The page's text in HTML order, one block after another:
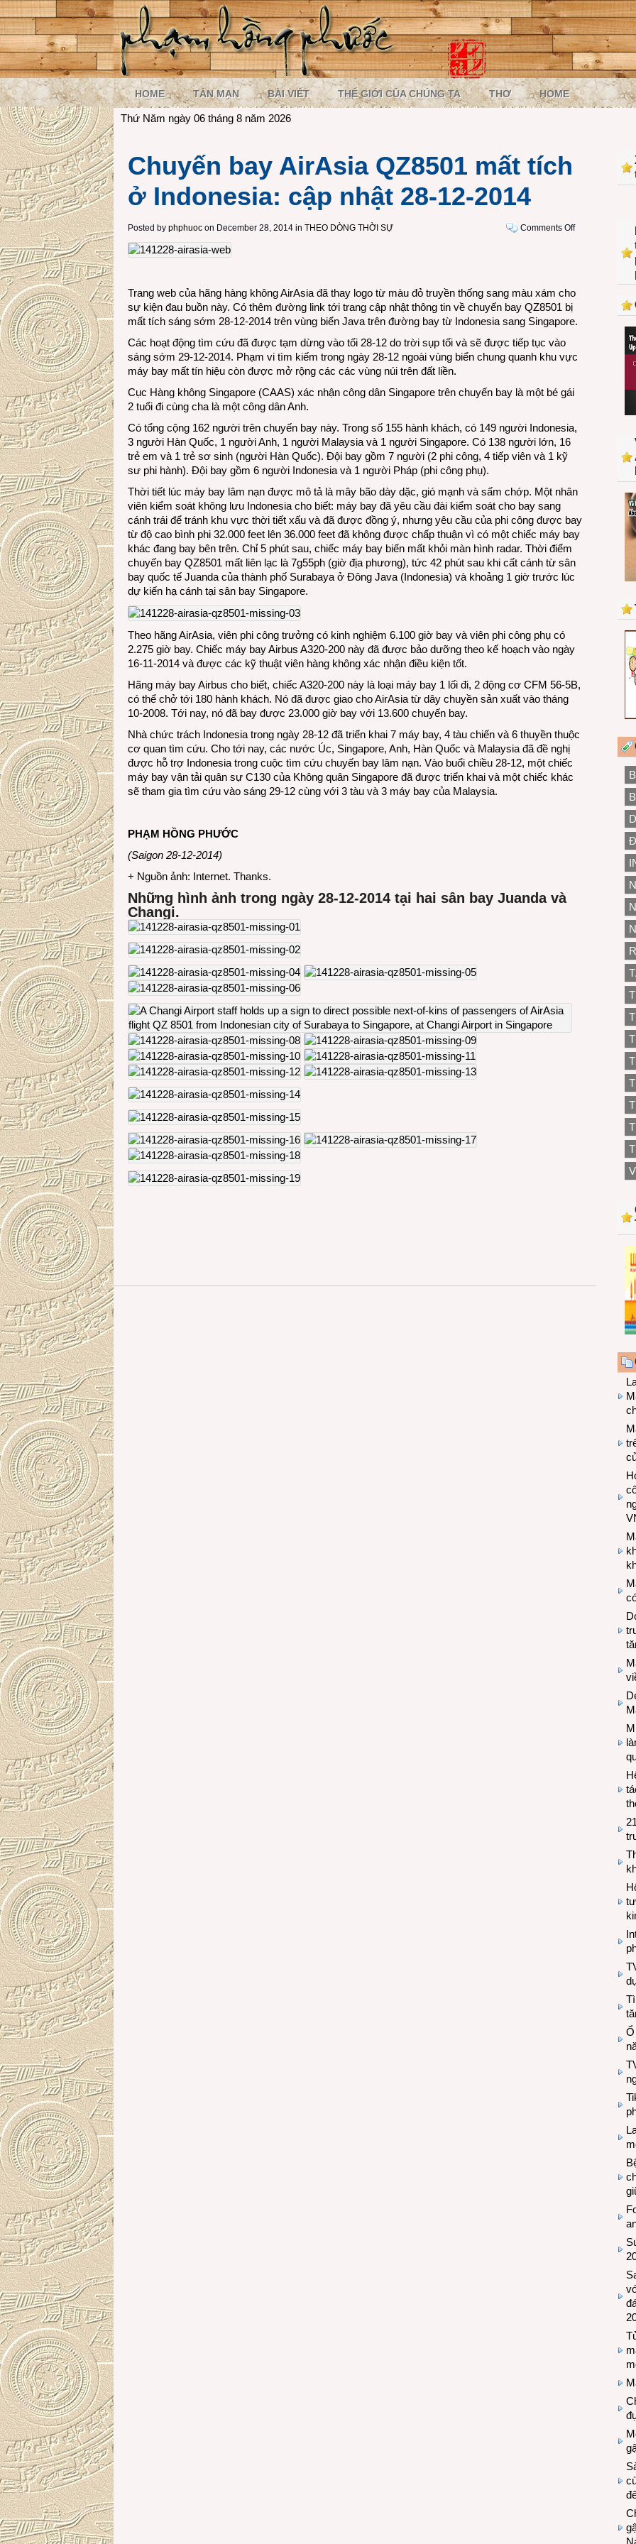
HOME TẢN MẠN BÀI VIẾT THẾ GIỚI CỦA CHÚNG TA THƠ HOME
Thứ Năm ngày 06 tháng 8 năm 2026
Chuyến bay AirAsia QZ8501 mất tích
ở Indonesia: cập nhật 28-12-2014
Posted by phphuoc on December 28, 2014 in THEO DÒNG THỜI SỰ Comments Offon
mất
ở
cập
Trang web của hãng hàng không AirAsia đã thay logo từ màu đỏ truyền thống sang màu xám cho
sự kiện đau buồn này. Có thêm đường link tới trang cập nhật thông tin về chuyến bay QZ8501 bị
mất tích sáng sớm 28-12-2014 trên vùng biển Java trên đường bay từ Indonesia sang Singapore.
Các hoạt động tìm cứu đã được tạm dừng vào tối 28-12 do trời sụp tối và sẽ được tiếp tục vào
sáng sớm 29-12-2014. Phạm vi tìm kiếm trong ngày 28-12 ngoài vùng biển chung quanh khu vực
máy bay mất tín hiệu còn được mở rộng các các vùng núi trên đất liền.
Cục Hàng không Singapore (CAAS) xác nhận công dân Singapore trên chuyến bay là một bé gái
2 tuổi đi cùng cha là một công dân Anh.
Có tổng cộng 162 người trên chuyến bay này. Trong số 155 hành khách, có 149 người Indonesia,
3 người Hàn Quốc, 1 người Anh, 1 người Malaysia và 1 người Singapore. Có 138 người lớn, 16
trẻ em và 1 trẻ sơ sinh (người Hàn Quốc). Đội bay gồm 7 người (2 phi công, 4 tiếp viên và 1 kỹ
sư phi hành). Đội bay gồm 6 người Indonesia và 1 người Pháp (phi công phụ).
Thời tiết lúc máy bay lâm nạn được mô tả là mây bão dày dặc, gió mạnh và sấm chớp. Một nhân
viên kiểm soát không lưu Indonesia cho biết: máy bay đã yêu cầu đài kiểm soát cho bay sang
cánh trái để tránh khu vực thời tiết xấu và đã được đồng ý, nhưng yêu cầu của phi công được bay
từ độ cao bình phi 32.000 feet lên 36.000 feet đã không được chấp thuận vì có một chiếc máy bay
khác đang bay bên trên. Chỉ 5 phút sau, chiếc máy bay biến mất khỏi màn hình radar. Thời điểm
chuyến bay QZ8501 mất liên lạc là 7g55ph (giờ địa phương), tức 42 phút sau khi cất cánh từ sân
bay quốc tế Juanda của thành phố Surabaya ở Đông Java (Indonesia) và khoảng 1 giờ trước lúc
dự kiến hạ cánh tại sân bay Singapore.
Theo hãng AirAsia, viên phi công trưởng có kinh nghiệm 6.100 giờ bay và viên phi công phụ có
2.275 giờ bay. Chiếc máy bay Airbus A320-200 này đã được bảo dưỡng theo kế hoạch vào ngày
16-11-2014 và được các kỹ thuật viên hàng không xác nhận điều kiện tốt.
Hãng máy bay Airbus cho biết, chiếc A320-200 này là loại máy bay 1 lối đi, 2 động cơ CFM 56-5B,
có thể chở tới 180 hành khách. Nó đã được giao cho AirAsia từ dây chuyền sản xuất vào tháng
10-2008. Tới nay, nó đã bay được 23.000 giờ bay với 13.600 chuyến bay.
Nhà chức trách Indonesia trong ngày 28-12 đã triển khai 7 máy bay, 4 tàu chiến và 6 thuyền thuộc
cơ quan tìm cứu. Cho tới nay, các nước Úc, Singapore, Anh, Hàn Quốc và Malaysia đã đề nghị
được hỗ trợ Indonesia trong cuộc tìm cứu chuyến bay lâm nạn. Vào buổi chiều 28-12, một chiếc
máy bay vận tải quân sự C130 của Không quân Singapore đã được triển khai và một chiếc khác
sẽ tham gia tìm cứu vào sáng 29-12 cùng với 3 tàu và 3 máy bay của Malaysia.
PHẠM HỒNG PHƯỚC
(Saigon 28-12-2014)
+ Nguồn ảnh: Internet. Thanks.
Những hình ảnh trong ngày 28-12-2014 tại hai sân bay Juanda và
Changi.